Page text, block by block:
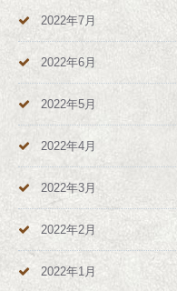
2022年7月
2022年6月
2022年5月
2022年4月
2022年3月
2022年2月
2022年1月